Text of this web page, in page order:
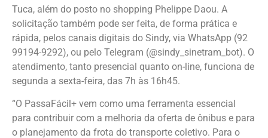
Tuca, além do posto no shopping Phelippe Daou. A
solicitação também pode ser feita, de forma prática e
rápida, pelos canais digitais do Sindy, via WhatsApp (92
99194-9292), ou pelo Telegram (@sindy_sinetram_bot). O
atendimento, tanto presencial quanto on-line, funciona de
segunda a sexta-feira, das 7h às 16h45.
“O PassaFácil+ vem como uma ferramenta essencial
para contribuir com a melhoria da oferta de ônibus e para
o planejamento da frota do transporte coletivo. Para o